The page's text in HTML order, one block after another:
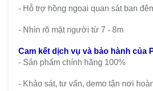
- Hỗ trợ hồng ngoại quan sát ban
- Nhìn rõ mặt người từ 7 - 8m
Cam kết dịch vụ và bảo hành của
- Sản phẩm chính hãng 100%
- Khảo sát, tư vấn, demo tận nơi